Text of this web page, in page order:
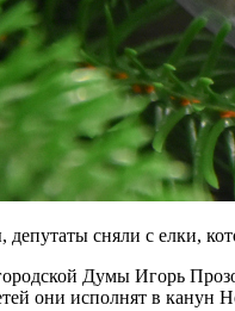
сняли с елки,
Думы Игорь
они исполнят в канун